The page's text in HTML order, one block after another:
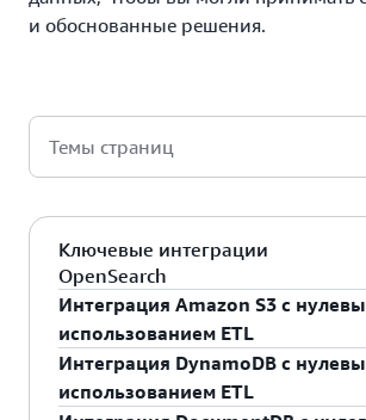
и обоснованные решения.
Темы страниц
Ключевые интеграции
OpenSearch
Интеграция Amazon S3 с
использованием ETL
Оптимизируйте процесс анализа
устранив необходимость
Интеграция DynamoDB с
использованием ETL